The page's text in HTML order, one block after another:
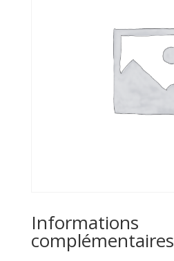
Informations
complémentaires